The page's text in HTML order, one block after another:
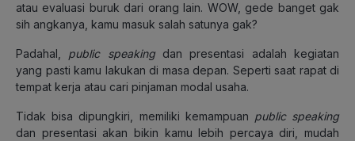
atau evaluasi buruk dari orang lain. WOW, gede banget gak
sih angkanya, kamu masuk salah satunya gak?
Padahal, public speakingdan presentasi adalah kegiatan
yang pasti kamu lakukan di masa depan. Seperti saat rapat di
tempat kerja atau cari pinjaman modal usaha.
Tidak bisa dipungkiri, memiliki kemampuan public speaking
dan presentasi akan bikin kamu lebih percaya diri, mudah